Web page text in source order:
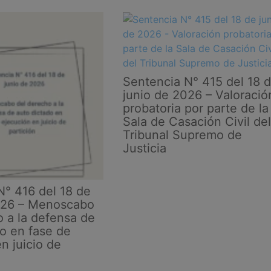
416 del 18 de
– Menoscabo
a la defensa de
en fase de
juicio de
Sentencia N° 415 del 18
junio de 2026 –
probatoria por parte de la
Sala de Casación Civil del
Tribunal Supremo de
Justicia